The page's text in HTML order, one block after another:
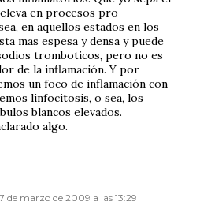
en procesos pro-
en aquellos estados en los
mas espesa y densa y puede
tromboticos, pero no es
de la inflamación. Y por
un foco de inflamación con
linfocitosis, o sea, los
blancos elevados.
algo.
de marzo de 2009 a las 13:29